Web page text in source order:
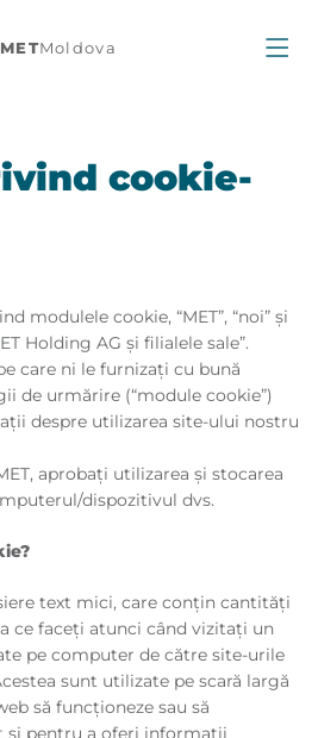
METMoldova
cookie-
modulele cookie, “MET”, “noi” și
Holding AG și filialele sale”.
care ni le furnizați cu bună
de urmărire (“module cookie”)
despre utilizarea site-ului nostru
aprobați utilizarea și stocarea
dispozitivul dvs.
text mici, care conțin cantități
ce faceți atunci când vizitați un
pe computer de către site-urile
sunt utilizate pe scară largă
să funcționeze sau să
și pentru a oferi informații